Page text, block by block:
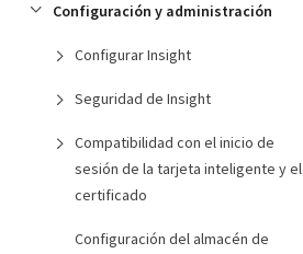
Configuración y administración
Configurar Insight
Seguridad de Insight
Compatibilidad con el inicio de
sesión de la tarjeta inteligente y el
certificado
Configuración del almacén de